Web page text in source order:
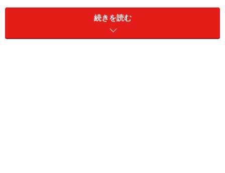
と。お相手に求める最優先事項を自由に思い描いてみま
続きを読む